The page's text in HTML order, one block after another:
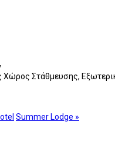
Χώρος Στάθμευσης,
Summer Lodge »